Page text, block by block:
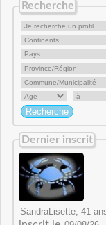
Recherche
Dernier inscrit